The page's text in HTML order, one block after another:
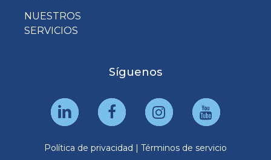
NUESTROS
SERVICIOS
Síguenos
Política de privacidad | Términos de servicio